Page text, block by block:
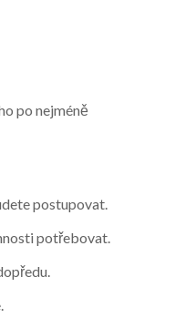
po nejméně
postupovat.
potřebovat.